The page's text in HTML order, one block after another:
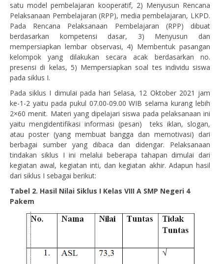
satu model pembelajaran kooperatif, 2) Menyusun Rencana
Pelaksanaan Pembelajaran (RPP), media pembelajaran, LKPD.
Pada Rencana Pelaksanaan Pembelajaran (RPP) dibuat
berdasarkan kompetensi dasar, 3) Menyusun dan
mempersiapkan lembar observasi, 4) Membentuk pasangan
kelompok yang dilakukan secara acak berdasarkan no.
presensi di kelas, 5) Mempersiapkan soal tes individu siswa
pada siklus I.
Pada siklus I dimulai pada hari Selasa, 12 Oktober 2021 jam
ke-1-2 yaitu pada pukul 07.00-09.00 WIB selama kurang lebih
2×60 menit. Materi yang dipelajari siswa pada pelaksanaan ini
yaitu mengidentifikasi informasi (pesan) teks iklan, slogan,
atau poster (yang membuat bangga dan memotivasi) dari
berbagai sumber yang dibaca dan didengar. Pelaksanaan
tindakan siklus I ini melalui beberapa tahapan dimulai dari
kegiatan awal, kegiatan inti, dan kegiatan akhir. Adapun hasil
dari siklus I sebagai berikut:
Tabel 2. Hasil Nilai Siklus I Kelas VIII A SMP Negeri 4
Pakem